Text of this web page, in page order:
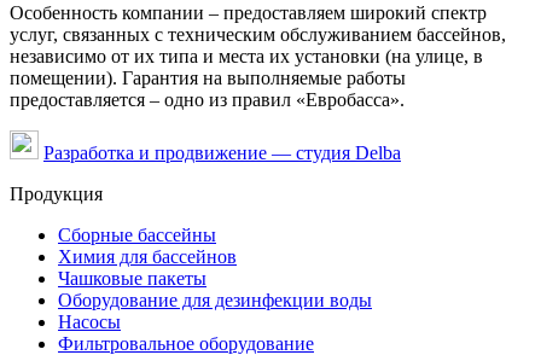
Особенность компании – предоставляем широкий спектр
услуг, связанных с техническим обслуживанием бассейнов,
независимо от их типа и места их установки (на улице, в
помещении). Гарантия на выполняемые работы
предоставляется – одно из правил «Евробасса».
Разработка и продвижение — студия Delba
Продукция
Сборные бассейны
Химия для бассейнов
Чашковые пакеты
Оборудование для дезинфекции воды
Насосы
Фильтровальное оборудование